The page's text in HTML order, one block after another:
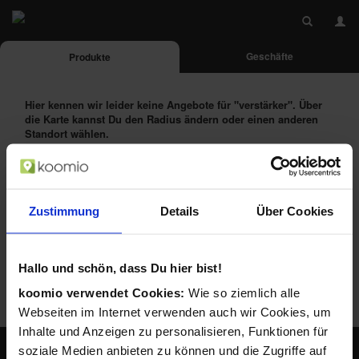
Zustimmung Details Über Cookies
Hallo und schön, dass Du hier bist!
koomio verwendet Cookies: Wie so ziemlich alle
Webseiten im Internet verwenden auch wir Cookies, um
Inhalte und Anzeigen zu personalisieren, Funktionen für
soziale Medien anbieten zu können und die Zugriffe auf
Produkte Geschäfte
Hier kennen wir leider keine Angebote für "verstärker". Über
die Karte kannst Du den Radius ändern oder einen anderen
Standort wählen.